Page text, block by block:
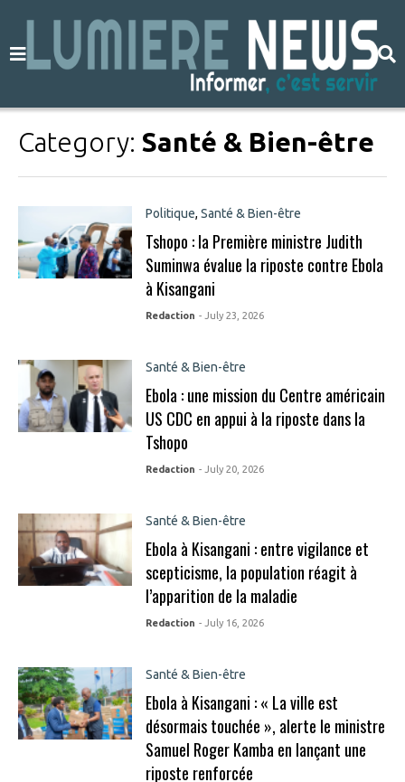
Category: Santé & Bien-être
Politique, Santé & Bien-être
Tshopo : la Première ministre Judith
Suminwa évalue la riposte contre Ebola
à Kisangani
Redaction - July 23, 2026
Santé & Bien-être
Ebola : une mission du Centre américain
US CDC en appui à la riposte dans la
Tshopo
Redaction - July 20, 2026
Santé & Bien-être
Ebola à Kisangani : entre vigilance et
scepticisme, la population réagit à
l’apparition de la maladie
Redaction - July 16, 2026
Santé & Bien-être
Ebola à Kisangani : « La ville est
désormais touchée », alerte le ministre
Samuel Roger Kamba en lançant une
riposte renforcée